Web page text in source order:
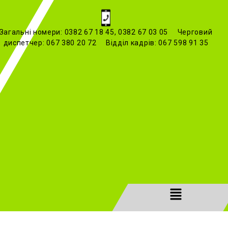
номери: 0382 67 18 45, 0382 67 03 05 Черговий
диспетчер: 067 380 20 72 Відділ кадрів: 067 598 91 35